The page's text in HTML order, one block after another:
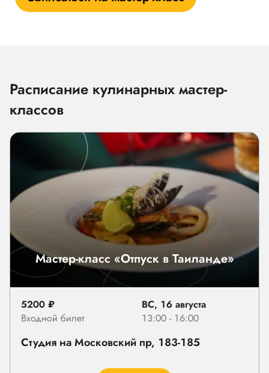
Расписание кулинарных мастер-
классов
Мастер-класс «Отпуск в Таиланде»
5200 ₽
Входной билет
ВС, 16 августа
13:00 - 16:00
Студия на Московский пр, 183-185